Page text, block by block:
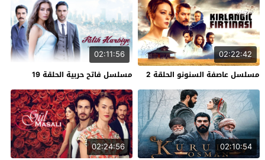
02:22:42
مسلسل عاصفة السنونو الحلقة 2
02:11:56
مسلسل فاتح حربية الحلقة 19
02:10:54
02:24:56